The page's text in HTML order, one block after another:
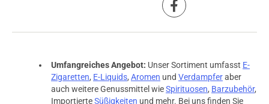
Umfangreiches Angebot: Unser Sortiment umfasst E-
Zigaretten, E-Liquids, Aromen und Verdampferaber
auch weitere Genussmittel wieSpirituosen, Barzubehör,
ImportierteSüßigkeiten und mehr. Bei uns finden Sie